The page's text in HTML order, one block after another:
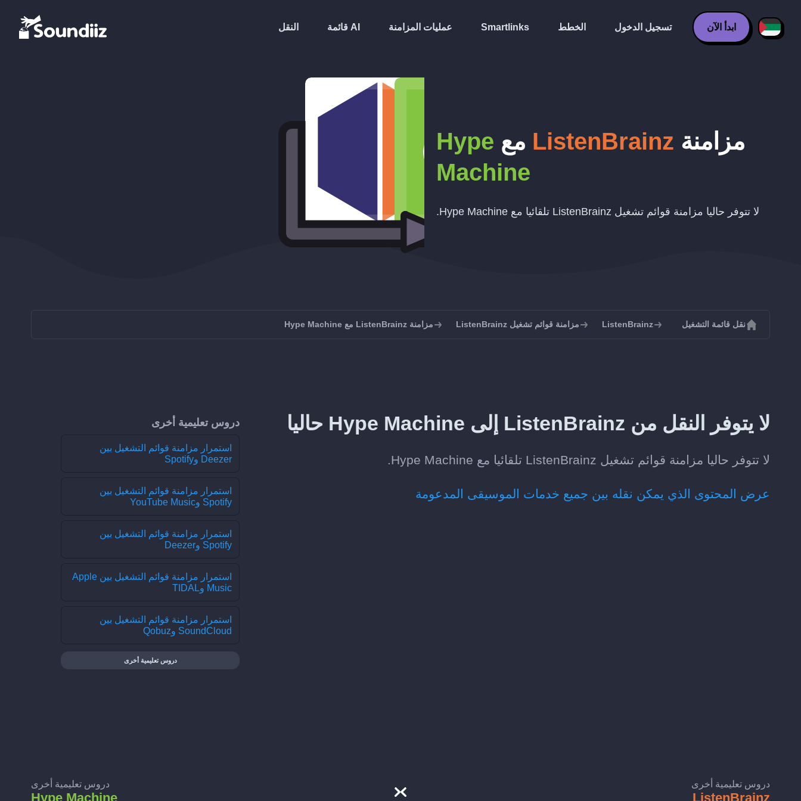
النقل قائمة AI عمليات المزامنة Smartlinks الخطط تسجيل الدخول ابدأ الآن
مزامنة ListenBrainz مع Hype
Machine
لا تتوفر حاليا مزامنة قوائم تشغيل ListenBrainz تلقائيا مع Hype Machine.
نقل قائمة التشغيل ListenBrainz مزامنة قوائم تشغيل ListenBrainz مزامنة ListenBrainz مع Hype Machine
لا يتوفر النقل من ListenBrainz إلى Hype Machine حاليا
لا تتوفر حاليا مزامنة قوائم تشغيل ListenBrainz تلقائيا مع Hype Machine.
عرض المحتوى الذي يمكن نقله بين جميع خدمات الموسيقى المدعومة
دروس تعليمية أخرى
استمرار مزامنة قوائم التشغيل بين
Deezer وSpotify
استمرار مزامنة قوائم التشغيل بين
Spotify وYouTube Music
استمرار مزامنة قوائم التشغيل بين
Spotify وDeezer
استمرار مزامنة قوائم التشغيل بين Apple
Music وTIDAL
استمرار مزامنة قوائم التشغيل بين
SoundCloud وQobuz
دروس تعليمية أخرى
دروس تعليمية أخرى
ListenBrainz
دروس تعليمية أخرى
Hype Machine